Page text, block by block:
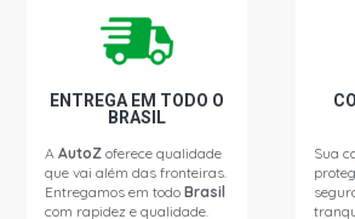
PASSAT POINTER (FASE 1) HATCH 1.8
PASSAT TS (FASE 1) HATCH 1.8 8V AP
PASSAT VILLAGE (FASE 1) HATCH 1.8
1989)
ENTREGA EM TODO O
BRASIL
AAutoZ oferece qualidade
que vai além das fronteiras.
Entregamos em todoBrasil
com rapidez e qualidade.
Sua